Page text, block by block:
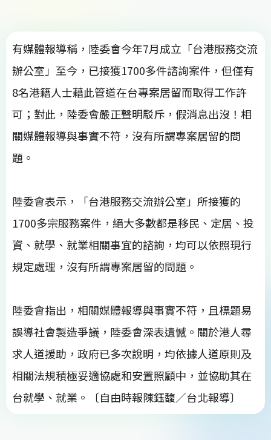
有媒體報導稱，陸委會今年7月成立「台港服務交流
辦公室」至今，已接獲1700多件諮詢案件，但僅有
8名港籍人士藉此管道在台專案居留而取得工作許
可；對此，陸委會嚴正聲明駁斥，假消息出沒！相
關媒體報導與事實不符，沒有所謂專案居留的問
題。
陸委會表示，「台港服務交流辦公室」所接獲的
1700多宗服務案件，絕大多數都是移民、定居、投
資、就學、就業相關事宜的諮詢，均可以依照現行
規定處理，沒有所謂專案居留的問題。
陸委會指出，相關媒體報導與事實不符，且標題易
誤導社會製造爭議，陸委會深表遺憾。關於港人尋
求人道援助，政府已多次說明，均依據人道原則及
相關法規積極妥適協處和安置照顧中，並協助其在
台就學、就業。〔自由時報陳鈺馥／台北報導〕